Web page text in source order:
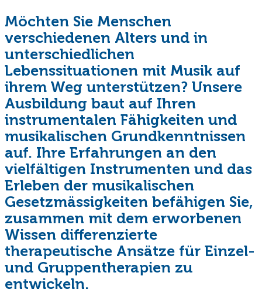
Möchten Sie Menschen
verschiedenen Alters und in
unterschiedlichen
Lebenssituationen mit Musik auf
ihrem Weg unterstützen? Unsere
Ausbildung baut auf Ihren
instrumentalen Fähigkeiten und
musikalischen Grundkenntnissen
auf. Ihre Erfahrungen an den
vielfältigen Instrumenten und das
Erleben der musikalischen
Gesetzmässigkeiten befähigen Sie,
zusammen mit dem erworbenen
Wissen differenzierte
therapeutische Ansätze für Einzel-
und Gruppentherapien zu
entwickeln.